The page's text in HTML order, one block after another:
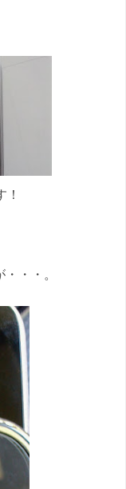
・・。